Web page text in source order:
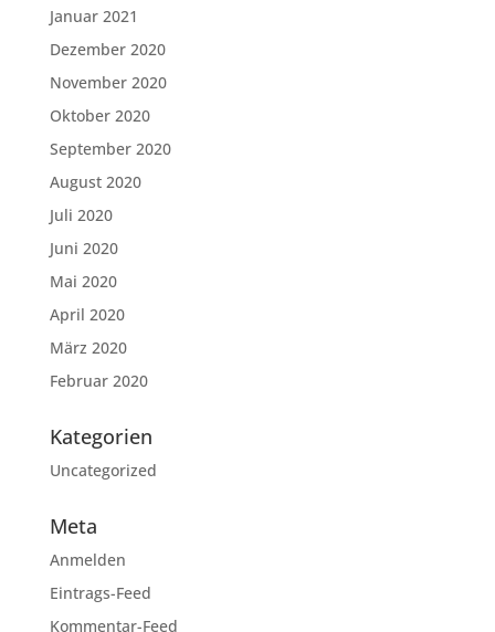
Januar 2021
Dezember 2020
November 2020
Oktober 2020
September 2020
August 2020
Juli 2020
Juni 2020
Mai 2020
April 2020
März 2020
Februar 2020
Kategorien
Uncategorized
Meta
Anmelden
Eintrags-Feed
Kommentar-Feed